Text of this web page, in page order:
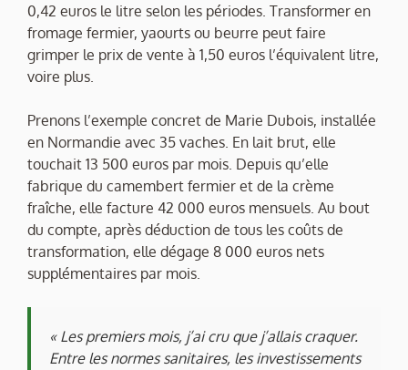
0,42 euros le litre selon les périodes. Transformer en
fromage fermier, yaourts ou beurre peut faire
grimper le prix de vente à 1,50 euros l’équivalent litre,
voire plus.
Prenons l’exemple concret de Marie Dubois, installée
en Normandie avec 35 vaches. En lait brut, elle
touchait 13 500 euros par mois. Depuis qu’elle
fabrique du camembert fermier et de la crème
fraîche, elle facture 42 000 euros mensuels. Au bout
du compte, après déduction de tous les coûts de
transformation, elle dégage 8 000 euros nets
supplémentaires par mois.
« Les premiers mois, j’ai cru que j’allais craquer.
Entre les normes sanitaires, les investissements